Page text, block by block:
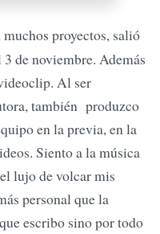
proyectos, salió
de noviembre. Además
Al ser
también produzco
en la previa, en la
Siento a la música
lujo de volcar mis
personal que la
escribo sino por todo